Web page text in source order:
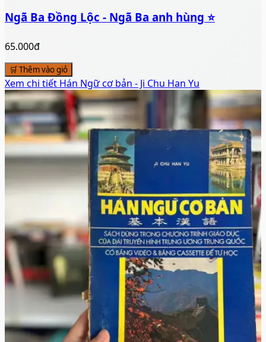
Ngã Ba Đồng Lộc - Ngã Ba anh hùng ⭐
65.000đ
🛒 Thêm vào giỏ
Xem chi tiết Hán Ngữ cơ bản - Ji Chu Han Yu